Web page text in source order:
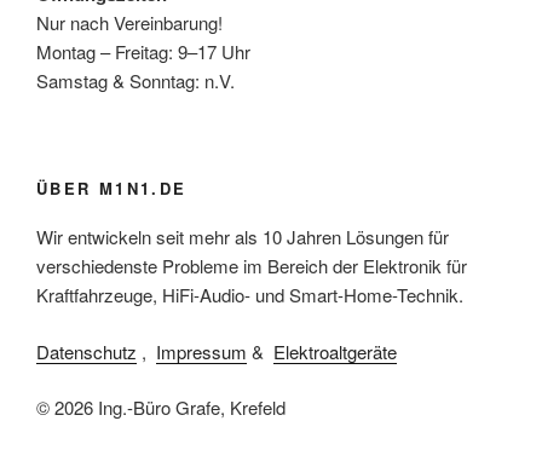
Nur nach Vereinbarung!
Montag – Freitag: 9–17 Uhr
Samstag & Sonntag: n.V.
ÜBER M1N1.DE
Wir entwickeln seit mehr als 10 Jahren Lösungen für
verschiedenste Probleme im Bereich der Elektronik für
Kraftfahrzeuge, HiFi-Audio- und Smart-Home-Technik.
Datenschutz , Impressum & Elektroaltgeräte
© 2026 Ing.-Büro Grafe, Krefeld